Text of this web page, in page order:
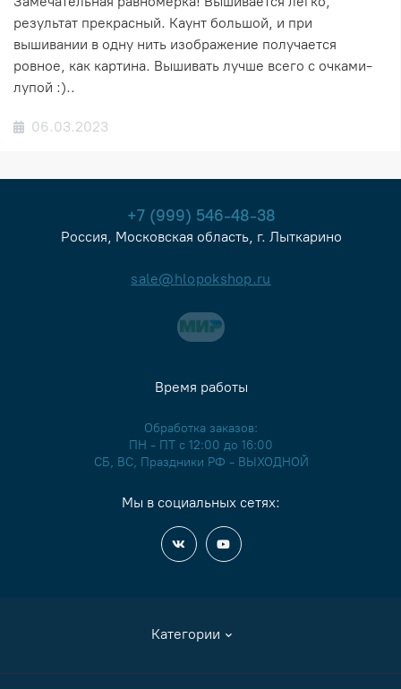
результат прекрасный. Каунт большой, и при
вышивании в одну нить изображение получается
ровное, как картина. Вышивать лучше всего с очками-
лупой :)..
06.03.2023
+7 (999) 546-48-38
Россия, Московская область, г. Лыткарино
sale@hlopokshop.ru
Категории
Время работы
Обработка заказов:
ПН - ПТ с 12:00 до 16:00
СБ, ВС, Праздники РФ - ВЫХОДНОЙ
Мы в социальных сетях: